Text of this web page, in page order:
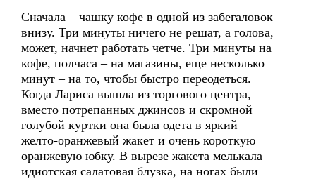
Сначала – чашку кофе в одной из забегаловок
внизу. Три минуты ничего не решат, а голова,
может, начнет работать четче. Три минуты на
кофе, полчаса – на магазины, еще несколько
минут – на то, чтобы быстро переодеться.
Когда Лариса вышла из торгового центра,
вместо потрепанных джинсов и скромной
голубой куртки она была одета в яркий
желто-оранжевый жакет и очень короткую
оранжевую юбку. В вырезе жакета мелькала
идиотская салатовая блузка, на ногах были